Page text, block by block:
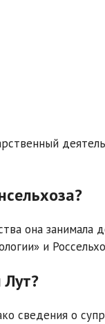
она занимала
и
сведения о